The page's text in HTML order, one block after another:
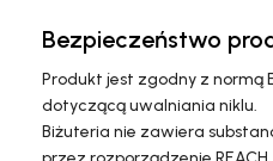
Bezpieczeństwo
Produkt jest zgodny z normą EN
dotyczącą uwalniania niklu.
Biżuteria nie zawiera